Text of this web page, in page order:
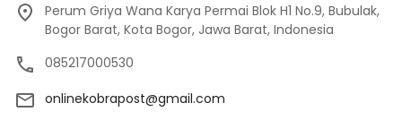
Perum Griya Wana Karya Permai Blok H1 No.9, Bubulak,
Bogor Barat, Kota Bogor, Jawa Barat, Indonesia
085217000530
onlinekobrapost@gmail.com